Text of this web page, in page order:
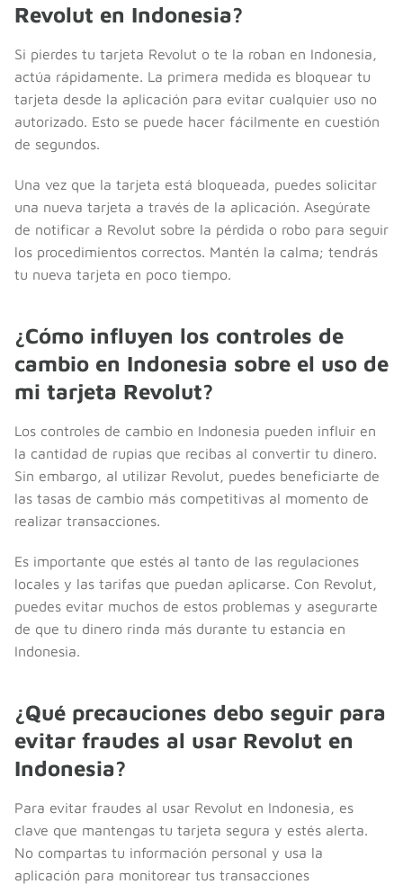
Revolut en Indonesia?
Si pierdes tu tarjeta Revolut o te la roban en Indonesia,
actúa rápidamente. La primera medida es bloquear tu
tarjeta desde la aplicación para evitar cualquier uso no
autorizado. Esto se puede hacer fácilmente en cuestión
de segundos.
Una vez que la tarjeta está bloqueada, puedes solicitar
una nueva tarjeta a través de la aplicación. Asegúrate
de notificar a Revolut sobre la pérdida o robo para seguir
los procedimientos correctos. Mantén la calma; tendrás
tu nueva tarjeta en poco tiempo.
¿Cómo influyen los controles de
cambio en Indonesia sobre el uso de
mi tarjeta Revolut?
Los controles de cambio en Indonesia pueden influir en
la cantidad de rupias que recibas al convertir tu dinero.
Sin embargo, al utilizar Revolut, puedes beneficiarte de
las tasas de cambio más competitivas al momento de
realizar transacciones.
Es importante que estés al tanto de las regulaciones
locales y las tarifas que puedan aplicarse. Con Revolut,
puedes evitar muchos de estos problemas y asegurarte
de que tu dinero rinda más durante tu estancia en
Indonesia.
¿Qué precauciones debo seguir para
evitar fraudes al usar Revolut en
Indonesia?
Para evitar fraudes al usar Revolut en Indonesia, es
clave que mantengas tu tarjeta segura y estés alerta.
No compartas tu información personal y usa la
aplicación para monitorear tus transacciones